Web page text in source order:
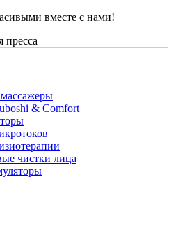
вместе с нами!
& Comfort
чистки лица